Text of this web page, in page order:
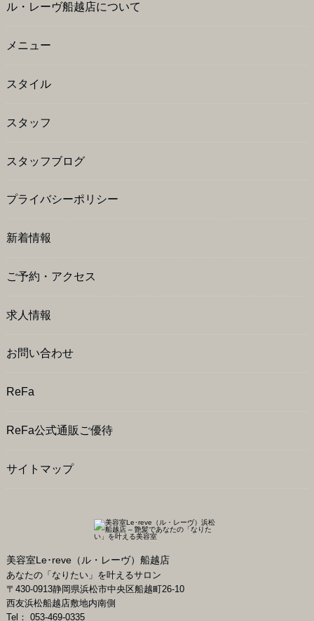
ル・レーヴ船越店について
メニュー
スタイル
スタッフ
スタッフブログ
プライバシーポリシー
新着情報
ご予約・アクセス
求人情報
お問い合わせ
ReFa
ReFa公式通販ご優待
サイトマップ
美容室Le･reve（ル・レーヴ）船越店
あなたの「なりたい」を叶えるサロン
〒 430-0913静岡県浜松市中央区船越町26-10
西友浜松船越店敷地内南側
Tel： 053-469-0335